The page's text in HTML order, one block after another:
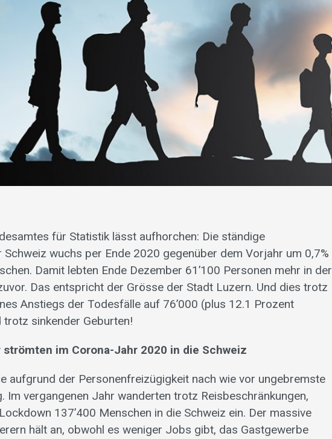
für Statistik lässt aufhorchen: Die ständige
wuchs per Ende 2020 gegenüber dem Vorjahr um 0,7%
Damit lebten Ende Dezember 61’100 Personen mehr in der
Das entspricht der Grösse der Stadt Luzern. Und dies trotz
Anstiegs der Todesfälle auf 76’000 (plus 12.1 Prozent
sinkender Geburten!
strömten im Corona-Jahr 2020 in die Schweiz
aufgrund der Personenfreizügigkeit nach wie vor ungebremste
Im vergangenen Jahr wanderten trotz Reisbeschränkungen,
137’400 Menschen in die Schweiz ein. Der massive
hält an, obwohl es weniger Jobs gibt, das Gastgewerbe